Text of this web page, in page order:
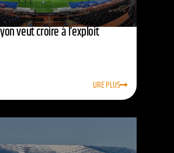
veut croire à l’exploit
LIRE PLUS